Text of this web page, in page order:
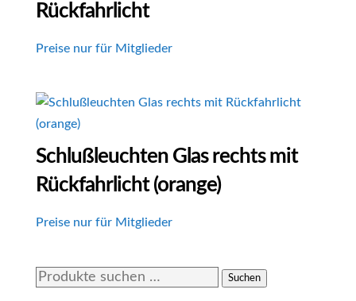
Rückfahrlicht
Preise nur für Mitglieder
Schlußleuchten Glas rechts mit
Rückfahrlicht (orange)
Preise nur für Mitglieder
Suchen
Suchen